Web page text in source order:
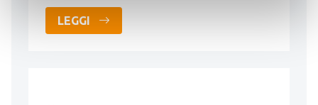
LEGGI